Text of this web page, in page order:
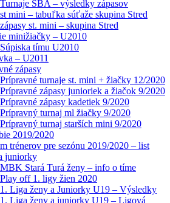
Turnaje SBA – výsledky zápasov
st mini – tabuľka súťaže skupina Stred
zápasy st. mini – skupina Stred
minižiačky – U2010
Súpiska tímu U2010
– U2011
zápasy
Prípravné turnaje st. mini + žiačky 12/2020
Prípravné zápasy junioriek a žiačok 9/2020
Prípravné zápasy kadetiek 9/2020
Prípravný turnaj ml žiačky 9/2020
Prípravný turnaj starších mini 9/2020
2019/2020
trénerov pre sezónu 2019/2020 – list
juniorky
MBK Stará Turá ženy – info o tíme
Play off 1. ligy žien 2020
1. Liga ženy a Juniorky U19 – Výsledky
1. Liga ženy a juniorky U19 – Ligová